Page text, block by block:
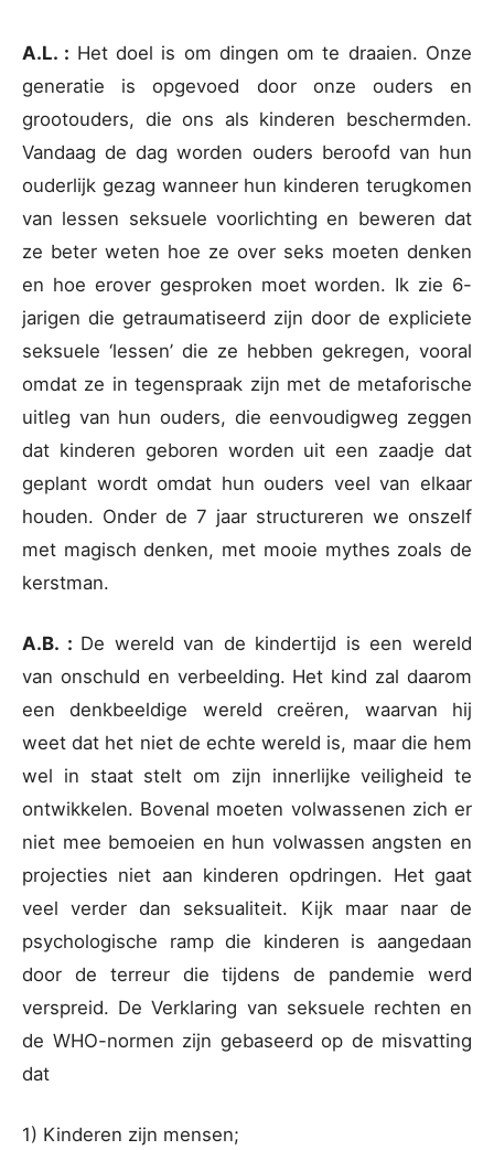
A.L. : Het doel is om dingen om te draaien. Onze
generatie is opgevoed door onze ouders en
grootouders, die ons als kinderen beschermden.
Vandaag de dag worden ouders beroofd van hun
ouderlijk gezag wanneer hun kinderen terugkomen
van lessen seksuele voorlichting en beweren dat
ze beter weten hoe ze over seks moeten denken
en hoe erover gesproken moet worden. Ik zie 6-
jarigen die getraumatiseerd zijn door de expliciete
seksuele ‘lessen’ die ze hebben gekregen, vooral
omdat ze in tegenspraak zijn met de metaforische
uitleg van hun ouders, die eenvoudigweg zeggen
dat kinderen geboren worden uit een zaadje dat
geplant wordt omdat hun ouders veel van elkaar
houden. Onder de 7 jaar structureren we onszelf
met magisch denken, met mooie mythes zoals de
kerstman.
A.B. : De wereld van de kindertijd is een wereld
van onschuld en verbeelding. Het kind zal daarom
een denkbeeldige wereld creëren, waarvan hij
weet dat het niet de echte wereld is, maar die hem
wel in staat stelt om zijn innerlijke veiligheid te
ontwikkelen. Bovenal moeten volwassenen zich er
niet mee bemoeien en hun volwassen angsten en
projecties niet aan kinderen opdringen. Het gaat
veel verder dan seksualiteit. Kijk maar naar de
psychologische ramp die kinderen is aangedaan
door de terreur die tijdens de pandemie werd
verspreid. De Verklaring van seksuele rechten en
de WHO-normen zijn gebaseerd op de misvatting
dat
1) Kinderen zijn mensen;